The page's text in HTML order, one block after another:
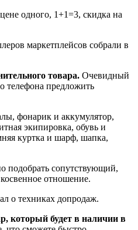
одного, 1+1=3, скидка на
маркетплейсов собрали в
товара. Очевидный
телефона предложить
фонарик и аккумулятор,
экипировка, обувь и
куртка и шарф, шапка,
подобрать сопутствующий,
отношение.
о техниках допродаж.
который будет в наличии в